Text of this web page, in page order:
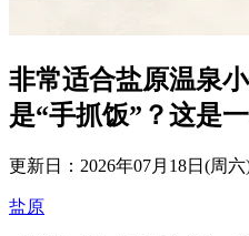
非常适合盐原温泉
是“手抓饭”？这是
更新日：2026年07月18日(周六
盐原